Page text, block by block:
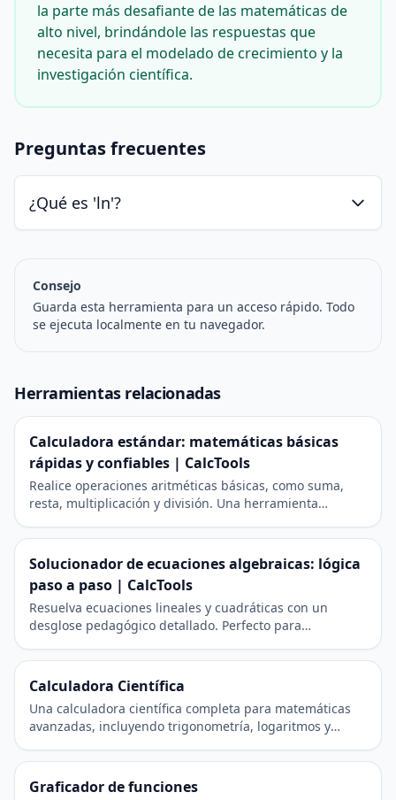
la parte más desafiante de las matemáticas de
alto nivel, brindándole las respuestas que
necesita para el modelado de crecimiento y la
investigación científica.
Preguntas frecuentes
¿Qué es 'ln'?
Consejo
Guarda esta herramienta para un acceso rápido. Todo
se ejecuta localmente en tu navegador.
Herramientas relacionadas
Calculadora estándar: matemáticas básicas
rápidas y confiables | CalcTools
Realice operaciones aritméticas básicas, como suma,
resta, multiplicación y división. Una herramienta
Solucionador de ecuaciones algebraicas: lógica
paso a paso | CalcTools
Resuelva ecuaciones lineales y cuadráticas con un
desglose pedagógico detallado. Perfecto para
Calculadora Científica
Una calculadora científica completa para matemáticas
avanzadas, incluyendo trigonometría, logaritmos y
Graficador de funciones